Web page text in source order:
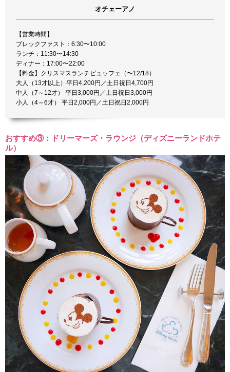
オチェーアノ
【営業時間】
ブレックファスト：6:30〜10:00
ランチ：11:30〜14:30
ディナー：17:00〜22:00
【料金】クリスマスランチビュッフェ（〜12/18）
大人（13才以上）平日4,200円／土日祝日4,700円
中人（7～12才） 平日3,000円／土日祝日3,000円
小人（4～6才） 平日2,000円／土日祝日2,000円
おすすめ③：ドリーマーズ・ラウンジ（ディズニーランドホテ
ル）